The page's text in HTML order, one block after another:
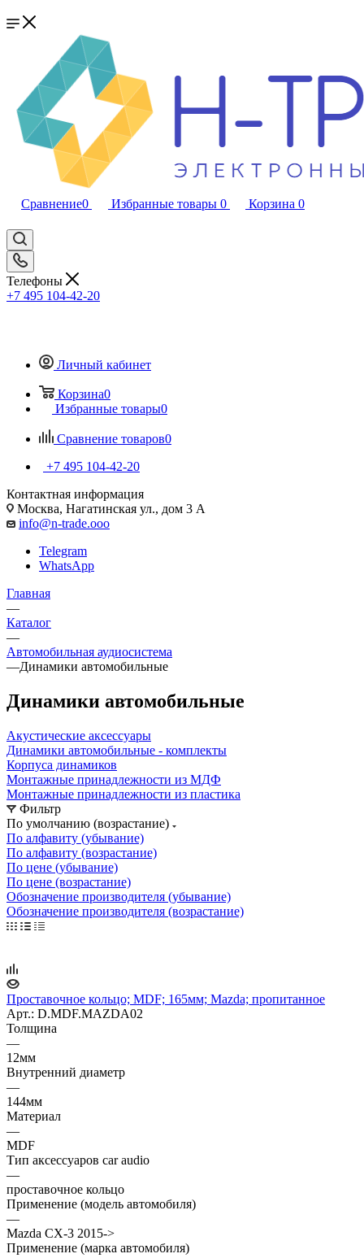
Сравнение0 Избранные товары 0 Корзина 0
Телефоны
+7 495 104-42-20
Личный кабинет
Корзина0
Избранные товары0
Сравнение товаров0
+7 495 104-42-20
Контактная информация
Москва, Нагатинская ул., дом 3 А
info@n-trade.ooo
Telegram
WhatsApp
Главная
—
Каталог
—
Автомобильная аудиосистема
—Динамики автомобильные
Динамики автомобильные
Акустические аксессуары
Динамики автомобильные - комплекты
Корпуса динамиков
Монтажные принадлежности из МДФ
Монтажные принадлежности из пластика
Фильтр
По умолчанию (возрастание)
По алфавиту (убывание)
По алфавиту (возрастание)
По цене (убывание)
По цене (возрастание)
Обозначение производителя (убывание)
Обозначение производителя (возрастание)
Проставочное кольцо; MDF; 165мм; Mazda; пропитанное
Арт.: D.MDF.MAZDA02
Толщина
—
12мм
Внутренний диаметр
—
144мм
Материал
—
MDF
Тип аксессуаров car audio
—
проставочное кольцо
Применение (модель автомобиля)
—
Mazda CX-3 2015->
Применение (марка автомобиля)